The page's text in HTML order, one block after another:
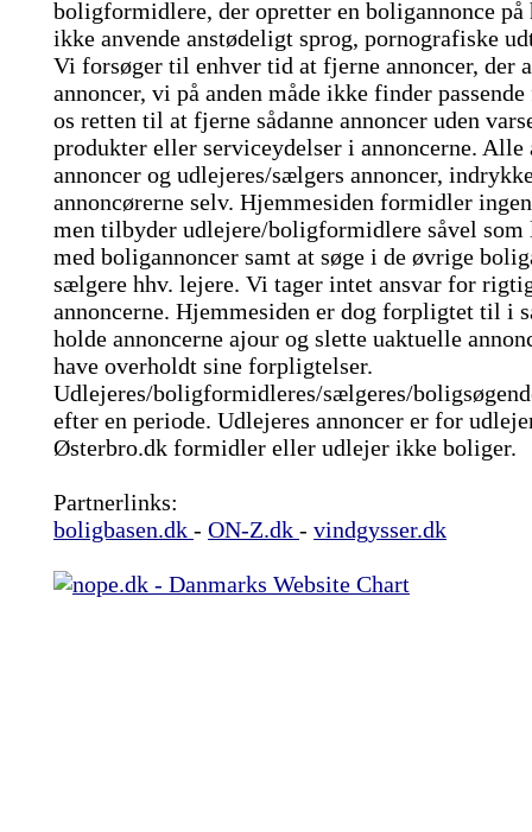
boligformidlere, der opretter en boligannonce på
ikke anvende anstødeligt sprog, pornografiske
Vi forsøger til enhver tid at fjerne annoncer, der
annoncer, vi på anden måde ikke finder
os retten til at fjerne sådanne annoncer uden
produkter eller serviceydelser i annoncerne. Alle
annoncer og udlejeres/sælgers annoncer,
annoncørerne selv. Hjemmesiden formidler
men tilbyder udlejere/boligformidlere såvel som
med boligannoncer samt at søge i de øvrige
sælgere hhv. lejere. Vi tager intet ansvar for
annoncerne. Hjemmesiden er dog forpligtet til i
holde annoncerne ajour og slette uaktuelle
have overholdt sine forpligtelser.
Udlejeres/boligformidleres/sælgeres/
efter en periode. Udlejeres annoncer er for
Østerbro.dk formidler eller udlejer ikke boliger.
Partnerlinks:
boligbasen.dk - ON-Z.dk - vindgysser.dk